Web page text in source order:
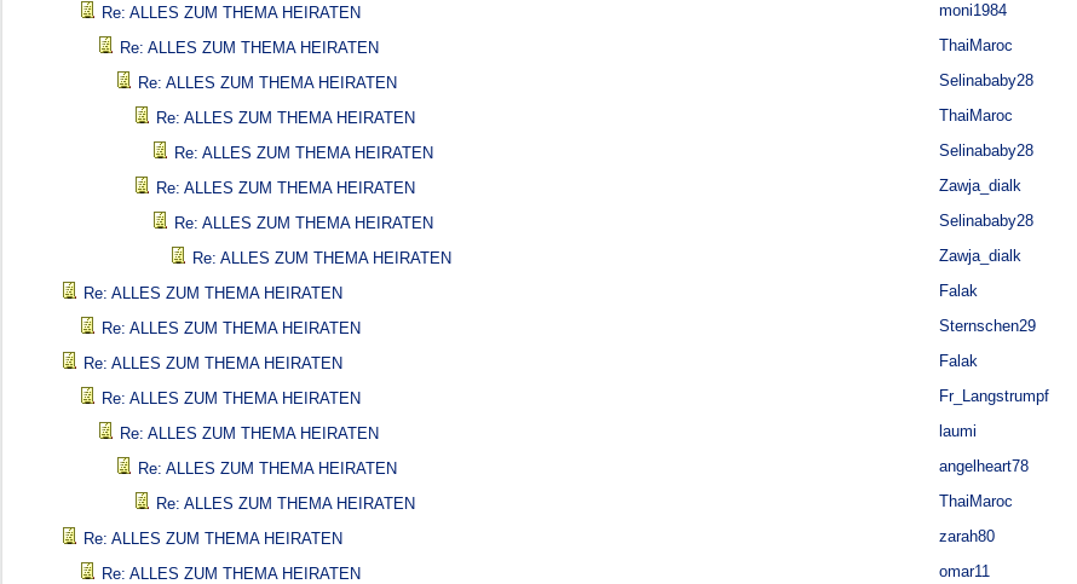
Re: ALLES ZUM THEMA HEIRATEN
moni1984
Re: ALLES ZUM THEMA HEIRATEN
ThaiMaroc
Re: ALLES ZUM THEMA HEIRATEN
Selinababy28
Re: ALLES ZUM THEMA HEIRATEN
ThaiMaroc
Re: ALLES ZUM THEMA HEIRATEN
Selinababy28
Re: ALLES ZUM THEMA HEIRATEN
Zawja_dialk
Re: ALLES ZUM THEMA HEIRATEN
Selinababy28
Re: ALLES ZUM THEMA HEIRATEN
Zawja_dialk
Re: ALLES ZUM THEMA HEIRATEN
Falak
Re: ALLES ZUM THEMA HEIRATEN
Sternschen29
Re: ALLES ZUM THEMA HEIRATEN
Falak
Re: ALLES ZUM THEMA HEIRATEN
Fr_Langstrumpf
Re: ALLES ZUM THEMA HEIRATEN
laumi
Re: ALLES ZUM THEMA HEIRATEN
angelheart78
Re: ALLES ZUM THEMA HEIRATEN
ThaiMaroc
Re: ALLES ZUM THEMA HEIRATEN
zarah80
Re: ALLES ZUM THEMA HEIRATEN
omar11